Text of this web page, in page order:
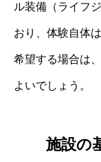
ル装備（ライフ
おり、体験自体
希望する場合は
よいでしょう。
施設の